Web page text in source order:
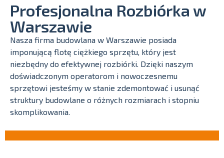
Profesjonalna Rozbiórka w
Warszawie
Nasza firma budowlana w Warszawie posiada
imponującą flotę ciężkiego sprzętu, który jest
niezbędny do efektywnej rozbiórki. Dzięki naszym
doświadczonym operatorom i nowoczesnemu
sprzętowi jesteśmy w stanie zdemontować i usunąć
struktury budowlane o różnych rozmiarach i stopniu
skomplikowania.